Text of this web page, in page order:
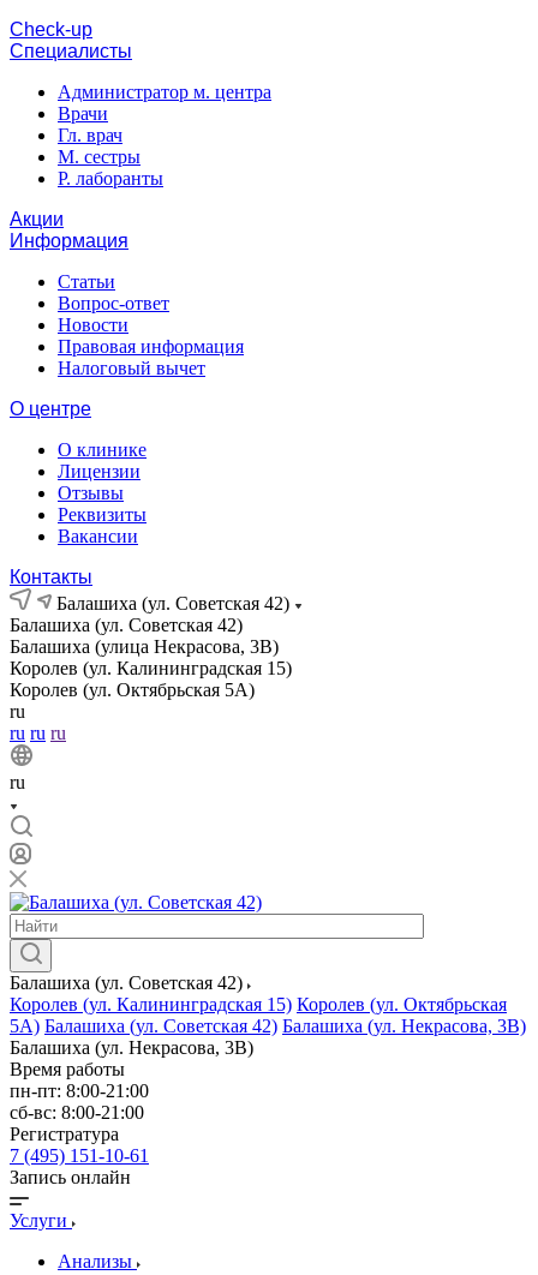
Cheсk-up
Специалисты
Администратор м. центра
Врачи
Гл. врач
М. сестры
Р. лаборанты
Акции
Информация
Статьи
Вопрос-ответ
Новости
Правовая информация
Налоговый вычет
О центре
О клинике
Лицензии
Отзывы
Реквизиты
Вакансии
Контакты
Балашиха (ул. Советская 42)
Балашиха (ул. Советская 42)
Балашиха (улица Некрасова, 3В)
Королев (ул. Калининградская 15)
Королев (ул. Октябрьская 5А)
ru
ru ru ru
ru
Балашиха (ул. Советская 42)
Королев (ул. Калининградская 15) Королев (ул. Октябрьская
5А) Балашиха (ул. Советская 42) Балашиха (ул. Некрасова, 3В)
Балашиха (ул. Некрасова, 3В)
Время работы
пн-пт: 8:00-21:00
сб-вс: 8:00-21:00
Регистратура
7 (495) 151-10-61
Запись онлайн
Услуги
Анализы